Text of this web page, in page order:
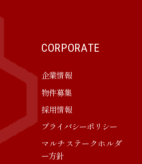
CORPORATE
企業情報
物件募集
採用情報
プライバシーポリシー
マルチステークホルダ
ー方針